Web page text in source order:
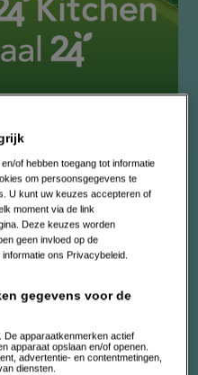
of hebben toegang tot informatie
om persoonsgegevens te
U kunt uw keuzes accepteren of
moment via de link
Deze keuzes worden
geen invloed op de
ons Privacybeleid.
gegevens voor de
De apparaatkenmerken actief
apparaat opslaan en/of openen.
advertentie- en contentmetingen,
diensten.